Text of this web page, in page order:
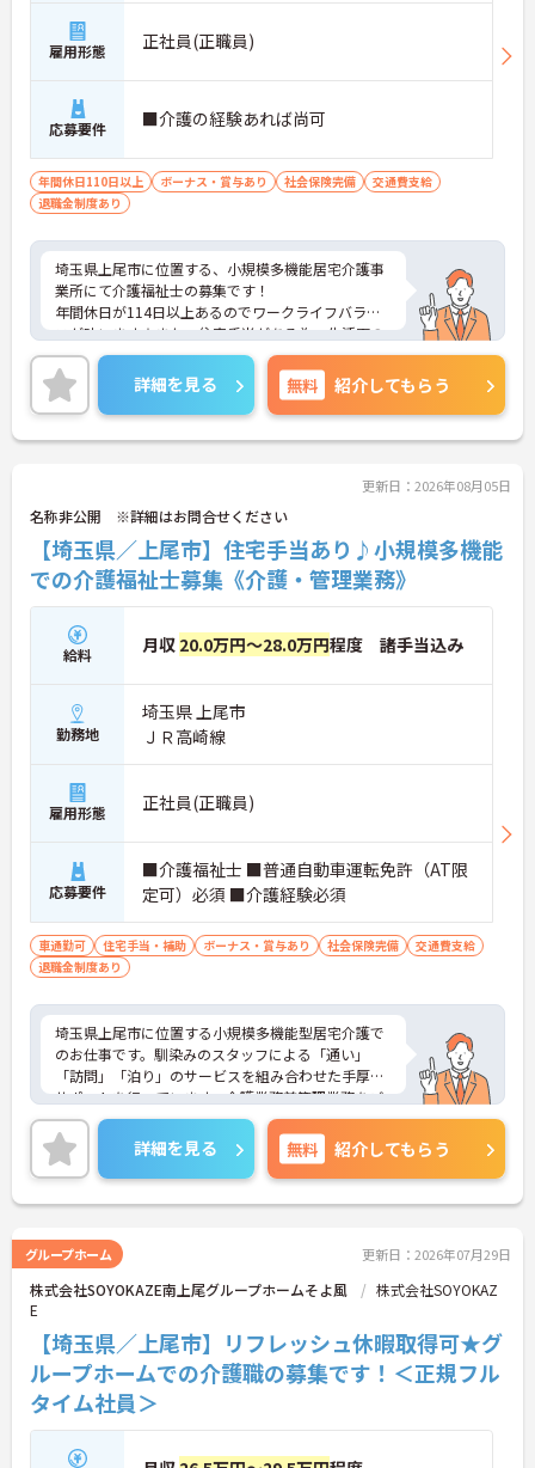
雇用形態 正社員(正職員)
応募要件 ■介護の経験あれば尚可
年間休日110日以上 ボーナス・賞与あり 社会保険完備
交通費支給
退職金制度あり
埼玉県上尾市に位置する、小規模多機能居宅介護事
業所にて介護福祉士の募集です！
年間休日が114日以上あるのでワークライフバラン
スが叶います☆また、住宅手当がある為、生活面の
負担を軽減し、安心して長く勤務していただけます
◎
ご興味のある方には、面接対策ポイントなど、さら
に詳細をお話しいたしますのでお気軽にご相談くだ
さい！
詳細を見る 無料 紹介してもらう
更新日：2026年08月05日
名称非公開 ※詳細はお問合せください
【埼玉県／上尾市】住宅手当あり♪小規模多機能
での介護福祉士募集《介護・管理業務》
給料 月収 20.0万円～28.0万円程度 諸手当込み
勤務地
埼玉県 上尾市
ＪＲ高崎線
雇用形態 正社員(正職員)
応募要件
■介護福祉士 ■普通自動車運転免許（AT限
定可）必須 ■介護経験必須
車通勤可 住宅手当・補助 ボーナス・賞与あり 社会保険完備
交通費支給
退職金制度あり
埼玉県上尾市に位置する小規模多機能型居宅介護で
のお仕事です。馴染みのスタッフによる「通い」
「訪問」「泊り」のサービスを組み合わせた手厚く
サポートを行っています。介護業務兼管理業務をご
担当いただきます。住宅手当等待遇面の良さも魅力
です。ご興味のある方には、面接対策ポイントな
ど、さらに詳細をお話しいたしますのでお気軽にご
相談ください！
詳細を見る 無料 紹介してもらう
グループホーム 更新日：2026年07月29日
株式会社SOYOKAZE南上尾グループホームそよ風
株式会社SOYOKAZ
E
【埼玉県／上尾市】リフレッシュ休暇取得可★グ
ループホームでの介護職の募集です！＜正規フル
タイム社員＞